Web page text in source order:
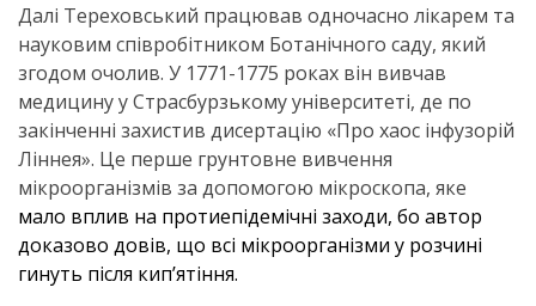
Далі Тереховський працював одночасно лікарем та
науковим співробітником Ботанічного саду, який
згодом очолив. У 1771-1775 роках він вивчав
медицину у Страсбурзькому університеті, де по
закінченні захистив дисертацію «Про хаос інфузорій
Ліннея». Це перше грунтовне вивчення
мікроорганізмів за допомогою мікроскопа, яке
мало вплив на протиепідемічні заходи, бо автор
доказово довів, що всі мікроорганізми у розчині
гинуть після кип’ятіння.